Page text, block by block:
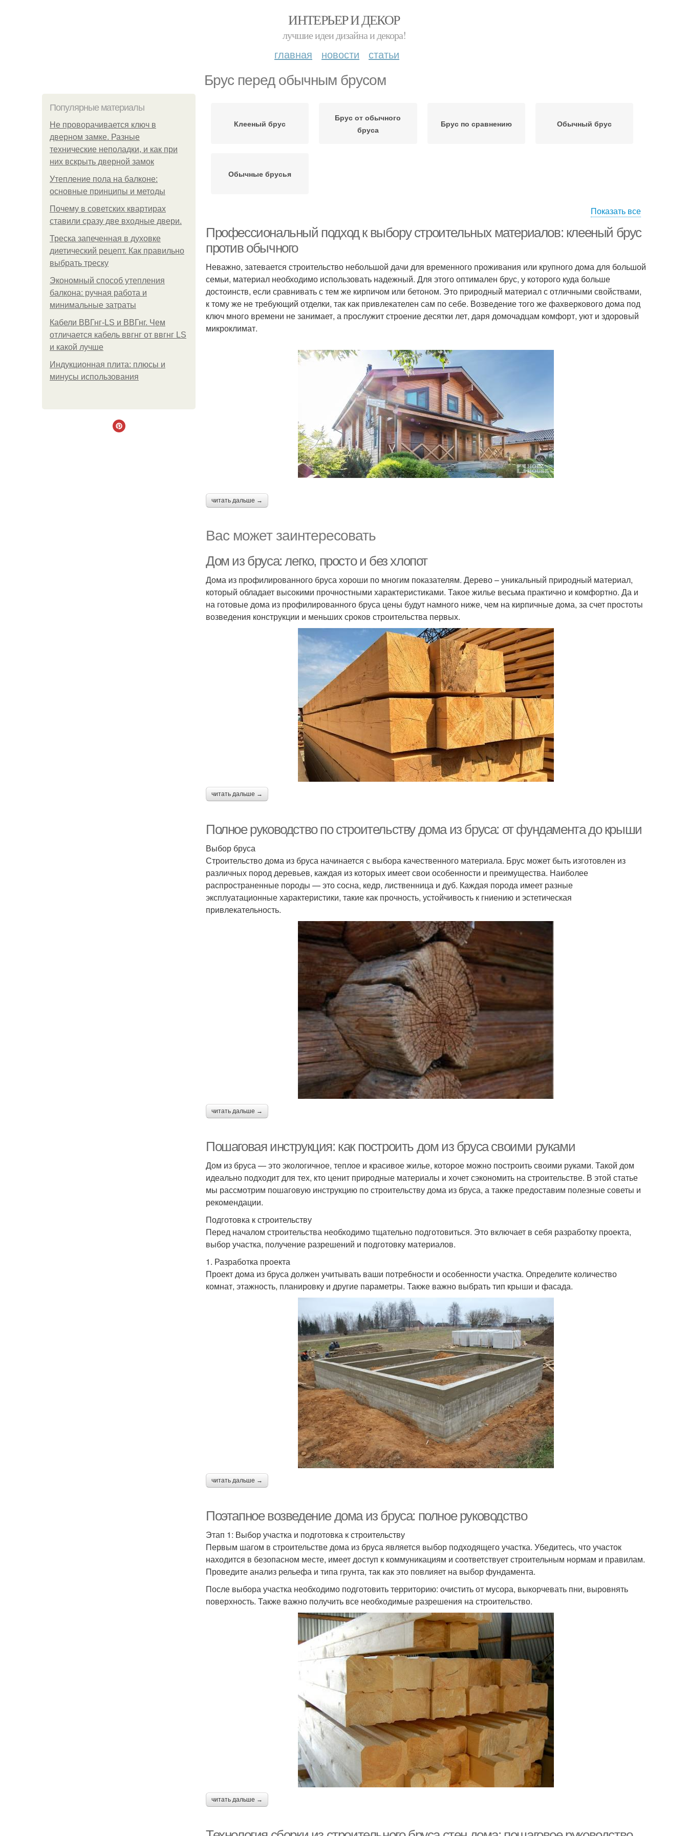
ИНТЕРЬЕР И ДЕКОР
лучшие идеи дизайна и декора!
главная новости статьи
Брус перед обычным брусом
Популярные материалы
Не проворачивается ключ в
дверном замке. Разные
технические неполадки, и как при
них вскрыть дверной замок
Утепление пола на балконе:
основные принципы и методы
Почему в советских квартирах
ставили сразу две входные двери.
Треска запеченная в духовке
диетический рецепт. Как правильно
выбрать треску
Экономный способ утепления
балкона: ручная работа и
минимальные затраты
Кабели ВВГнг-LS и ВВГнг. Чем
отличается кабель ввгнг от ввгнг LS
и какой лучше
Индукционная плита: плюсы и
минусы использования
Клееный брус
Брус от обычного
бруса
Брус по сравнению Обычный брус
Обычные брусья
Показать все
Профессиональный подход к выбору строительных материалов: клееный брус
против обычного
Неважно, затевается строительство небольшой дачи для временного проживания или крупного дома для большой
семьи, материал необходимо использовать надежный. Для этого оптимален брус, у которого куда больше
достоинств, если сравнивать с тем же кирпичом или бетоном. Это природный материал с отличными свойствами,
к тому же не требующий отделки, так как привлекателен сам по себе. Возведение того же фахверкового дома под
ключ много времени не занимает, а прослужит строение десятки лет, даря домочадцам комфорт, уют и здоровый
микроклимат.
читать дальше →
Вас может заинтересовать
Дом из бруса: легко, просто и без хлопот
Дома из профилированного бруса хороши по многим показателям. Дерево – уникальный природный материал,
который обладает высокими прочностными характеристиками. Такое жилье весьма практично и комфортно. Да и
на готовые дома из профилированного бруса цены будут намного ниже, чем на кирпичные дома, за счет простоты
возведения конструкции и меньших сроков строительства первых.
читать дальше →
Полное руководство по строительству дома из бруса: от фундамента до крыши
Выбор бруса
Строительство дома из бруса начинается с выбора качественного материала. Брус может быть изготовлен из
различных пород деревьев, каждая из которых имеет свои особенности и преимущества. Наиболее
распространенные породы — это сосна, кедр, лиственница и дуб. Каждая порода имеет разные
эксплуатационные характеристики, такие как прочность, устойчивость к гниению и эстетическая
привлекательность.
читать дальше →
Пошаговая инструкция: как построить дом из бруса своими руками
Дом из бруса — это экологичное, теплое и красивое жилье, которое можно построить своими руками. Такой дом
идеально подходит для тех, кто ценит природные материалы и хочет сэкономить на строительстве. В этой статье
мы рассмотрим пошаговую инструкцию по строительству дома из бруса, а также предоставим полезные советы и
рекомендации.
Подготовка к строительству
Перед началом строительства необходимо тщательно подготовиться. Это включает в себя разработку проекта,
выбор участка, получение разрешений и подготовку материалов.
1. Разработка проекта
Проект дома из бруса должен учитывать ваши потребности и особенности участка. Определите количество
комнат, этажность, планировку и другие параметры. Также важно выбрать тип крыши и фасада.
читать дальше →
Поэтапное возведение дома из бруса: полное руководство
Этап 1: Выбор участка и подготовка к строительству
Первым шагом в строительстве дома из бруса является выбор подходящего участка. Убедитесь, что участок
находится в безопасном месте, имеет доступ к коммуникациям и соответствует строительным нормам и правилам.
Проведите анализ рельефа и типа грунта, так как это повлияет на выбор фундамента.
После выбора участка необходимо подготовить территорию: очистить от мусора, выкорчевать пни, выровнять
поверхность. Также важно получить все необходимые разрешения на строительство.
читать дальше →